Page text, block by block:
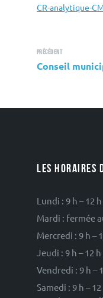
CR-analytique-
Précédent
Conseil
LES HORAIRES
Lundi : 9 h – 12
Mardi : fermée
Mercredi : 9 h –
Jeudi : 9 h – 12
Vendredi : 9 h –
Samedi : 9 h –